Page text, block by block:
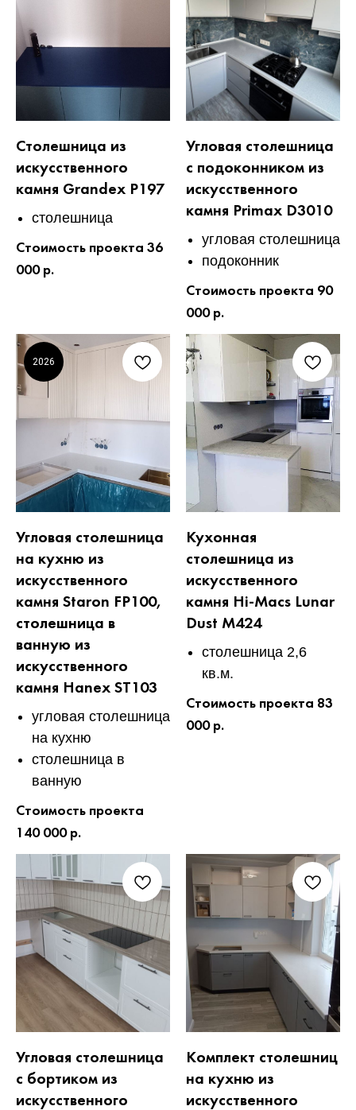
Столешница из
искусственного
камня Grandex P197
столешница
Стоимость проекта 36
000 р.
Угловая столешница
с подоконником из
искусственного
камня Primax D3010
угловая столешница
подоконник
Стоимость проекта 90
000 р.
2026
Угловая столешница
на кухню из
искусственного
камня Staron FP100,
столешница в
ванную из
искусственного
камня Hanex ST103
угловая столешница
на кухню
столешница в
ванную
Стоимость проекта
140 000 р.
Кухонная
столешница из
искусственного
камня Hi-Macs Lunar
Dust M424
столешница 2,6
кв.м.
Стоимость проекта 83
000 р.
Угловая столешница
с бортиком из
искусственного
Комплект столешниц
на кухню из
искусственного